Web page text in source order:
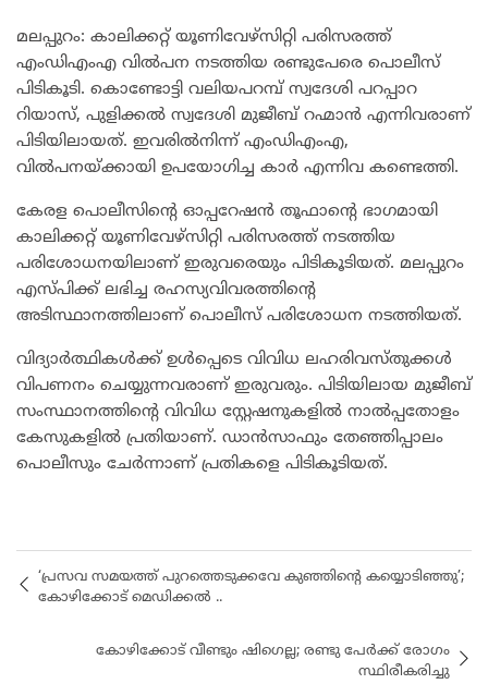
മലപ്പുറം: കാലിക്കറ്റ് യൂണിവേഴ്സിറ്റി പരിസരത്ത്
എംഡിഎംഎ വിൽപന നടത്തിയ രണ്ടുപേരെ പൊലീസ്
പിടികൂടി. കൊണ്ടോട്ടി വലിയപറമ്പ് സ്വദേശി പറപ്പാറ
റിയാസ്, പുളിക്കൽ സ്വദേശി മുജീബ് റഹ്മാൻ എന്നിവരാണ്
പിടിയിലായത്. ഇവരിൽനിന്ന് എംഡിഎംഎ,
വിൽപനയ്ക്കായി ഉപയോഗിച്ച കാർ എന്നിവ കണ്ടെത്തി.
കേരള പൊലീസിന്റെ ഓപ്പറേഷൻ തൂഫാന്റെ ഭാഗമായി
കാലിക്കറ്റ് യൂണിവേഴ്സിറ്റി പരിസരത്ത് നടത്തിയ
പരിശോധനയിലാണ് ഇരുവരെയും പിടികൂടിയത്. മലപ്പുറം
എസ്പിക്ക് ലഭിച്ച രഹസ്യവിവരത്തിൻ്റെ
അടിസ്ഥാനത്തിലാണ് പൊലീസ് പരിശോധന നടത്തിയത്.
വിദ്യാർത്ഥികൾക്ക് ഉൾപ്പെടെ വിവിധ ലഹരിവസ്തുക്കൾ
വിപണനം ചെയ്യുന്നവരാണ് ഇരുവരും. പിടിയിലായ മുജീബ്
സംസ്ഥാനത്തിൻ്റെ വിവിധ സ്റ്റേഷനുകളിൽ നാൽപ്പതോളം
കേസുകളിൽ പ്രതിയാണ്. ഡാൻസാഫും തേഞ്ഞിപ്പാലം
പൊലീസും ചേർന്നാണ് പ്രതികളെ പിടികൂടിയത്.
‘പ്രസവ സമയത്ത് പുറത്തെടുക്കവേ കുഞ്ഞിന്റെ കയ്യൊടിഞ്ഞു’;
കോഴിക്കോട് മെഡിക്കല്‍ ..
കോഴിക്കോട് വീണ്ടും ഷിഗെല്ല; രണ്ടു പേർക്ക് രോഗം
സ്ഥിരീകരിച്ചു